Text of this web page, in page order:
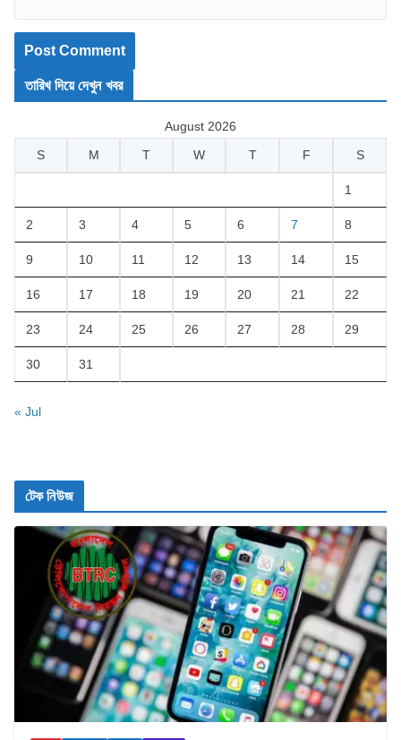
তারিখ দিয়ে দেখুন খবর
August 2026
S
M T W T F S
1
2 3 4 5 6 7 8
9 10 11 12 13 14 15
16 17 18 19 20 21 22
23 24 25 26 27 28 29
30 31
« Jul
টেক নিউজ